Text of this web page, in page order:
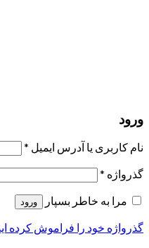
ورود
نام کاربری یا آدرس ایمیل *
گذرواژه *
مرا به خاطر بسپار
ورود
گذرواژه خود را فراموش کرده